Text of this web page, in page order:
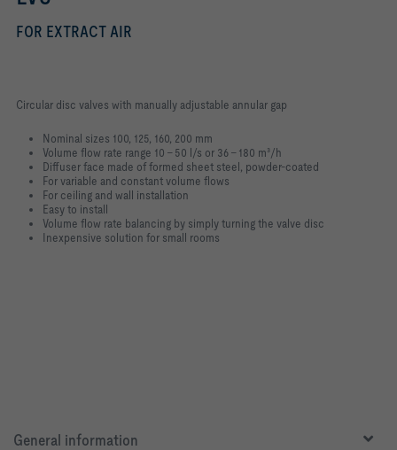
FOR EXTRACT AIR
Circular disc valves with manually adjustable annular gap
Nominal sizes 100, 125, 160, 200 mm
Volume flow rate range 10 – 50 l/s or 36 – 180 m³/h
Diffuser face made of formed sheet steel, powder-coated
For variable and constant volume flows
For ceiling and wall installation
Easy to install
Volume flow rate balancing by simply turning the valve disc
Inexpensive solution for small rooms
General information